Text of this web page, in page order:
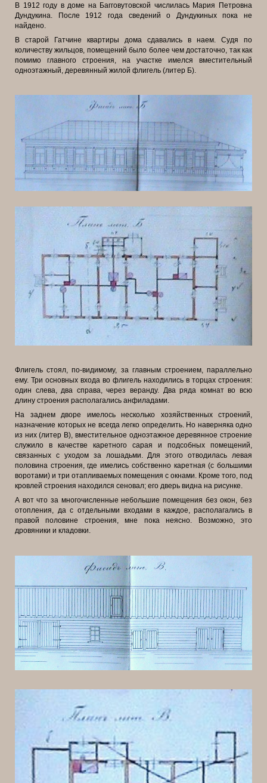
В 1912 году в доме на Багговутовской числилась Мария Петровна
Дундукина. После 1912 года сведений о Дундукиных пока не
найдено.
В старой Гатчине квартиры дома сдавались в наем. Судя по
количеству жильцов, помещений было более чем достаточно, так как
помимо главного строения, на участке имелся вместительный
одноэтажный, деревянный жилой флигель (литер Б).
Флигель стоял, по-видимому, за главным строением, параллельно
ему. Три основных входа во флигель находились в торцах строения:
один слева, два справа, через веранду. Два ряда комнат во всю
длину строения располагались анфиладами.
На заднем дворе имелось несколько хозяйственных строений,
назначение которых не всегда легко определить. Но наверняка одно
из них (литер В), вместительное одноэтажное деревянное строение
служило в качестве каретного сарая и подсобных помещений,
связанных с уходом за лошадьми. Для этого отводилась левая
половина строения, где имелись собственно каретная (с большими
воротами) и три отапливаемых помещения с окнами. Кроме того, под
кровлей строения находился сеновал; его дверь видна на рисунке.
А вот что за многочисленные небольшие помещения без окон, без
отопления, да с отдельными входами в каждое, располагались в
правой половине строения, мне пока неясно. Возможно, это
дровяники и кладовки.